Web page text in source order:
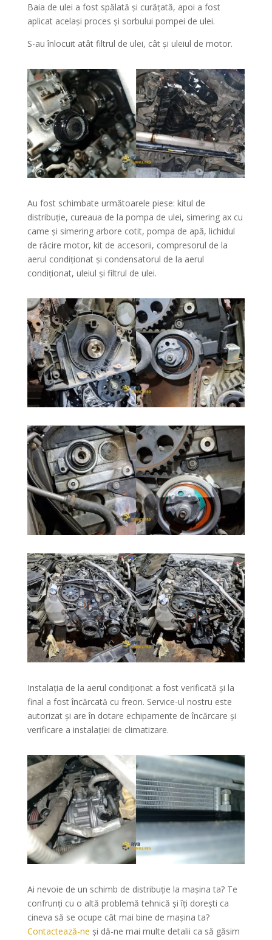
Baia de ulei a fost spălată și curățată, apoi a fost
aplicat același proces și sorbului pompei de ulei.
S-au înlocuit atât filtrul de ulei, cât și uleiul de motor.
Au fost schimbate următoarele piese: kitul de
distribuție, cureaua de la pompa de ulei, simering ax cu
came și simering arbore cotit, pompa de apă, lichidul
de răcire motor, kit de accesorii, compresorul de la
aerul condiționat și condensatorul de la aerul
condiționat, uleiul și filtrul de ulei.
Instalația de la aerul condiționat a fost verificată și la
final a fost încărcată cu freon. Service-ul nostru este
autorizat și are în dotare echipamente de încărcare și
verificare a instalației de climatizare.
Ai nevoie de un schimb de distribuție la mașina ta? Te
confrunți cu o altă problemă tehnică și îți dorești ca
cineva să se ocupe cât mai bine de mașina ta?
Contactează-ne și dă-ne mai multe detalii ca să găsim